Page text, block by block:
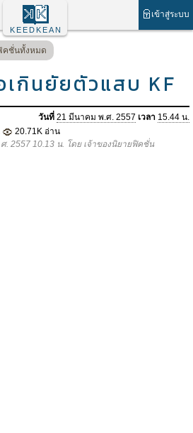
เข้าสู่ระบบ
KEEDKEAN
คชั่นทั้งหมด
เกินยัยตัวแสบ KF
วันที่ 21 มีนาคม พ.ศ. 2557 เวลา 15.44 น.
20.71K อ่าน
. 2557 10.13 น. โดย เจ้าของนิยายฟิคชั่น